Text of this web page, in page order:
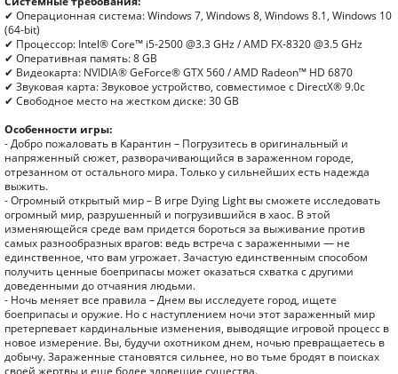
✔ Операционная система: Windows 7, Windows 8, Windows 8.1, Windows 10
(64-bit)
✔ Процессор: Intel® Core™ i5-2500 @3.3 GHz / AMD FX-8320 @3.5 GHz
✔ Оперативная память: 8 GB
✔ Видеокарта: NVIDIA® GeForce® GTX 560 / AMD Radeon™ HD 6870
✔ Звуковая карта: Звуковое устройство, совместимое с DirectX® 9.0с
✔ Свободное место на жестком диске: 30 GB
Особенности игры:
- Добро пожаловать в Карантин – Погрузитесь в оригинальный и
напряженный сюжет, разворачивающийся в зараженном городе,
отрезанном от остального мира. Только у сильнейших есть надежда
выжить.
- Огромный открытый мир – В игре Dying Light вы сможете исследовать
огромный мир, разрушенный и погрузившийся в хаос. В этой
изменяющейся среде вам придется бороться за выживание против
самых разнообразных врагов: ведь встреча с зараженными — не
единственное, что вам угрожает. Зачастую единственным способом
получить ценные боеприпасы может оказаться схватка с другими
доведенными до отчаяния людьми.
- Ночь меняет все правила – Днем вы исследуете город, ищете
боеприпасы и оружие. Но с наступлением ночи этот зараженный мир
претерпевает кардинальные изменения, выводящие игровой процесс в
новое измерение. Вы, будучи охотником днем, ночью превращаетесь в
добычу. Зараженные становятся сильнее, но во тьме бродят в поисках
своей жертвы и еще более зловещие существа.